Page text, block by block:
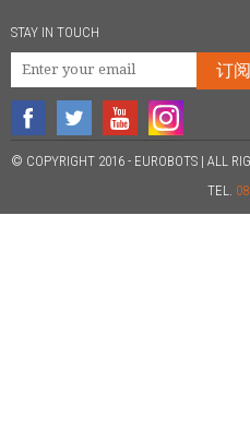
STAY IN TOUCH
订阅
© COPYRIGHT 2016 - EUROBOTS | ALL
TEL.